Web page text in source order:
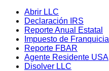
Abrir LLC
Declaración IRS
Reporte Anual Estatal
Impuesto de Franquicia
Reporte FBAR
Agente Residente USA
Disolver LLC